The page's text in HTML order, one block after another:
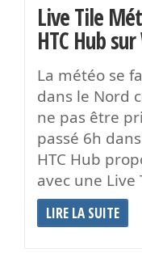
Live Tile
HTC Hub
La météo se
dans le Nord
ne pas être
passé 6h
HTC Hub
avec une Live
LIRE LA SUITE